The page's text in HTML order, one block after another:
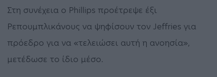
Στη συνέχεια ο Phillips προέτρεψε έξι
Ρεπουμπλικάνους να ψηφίσουν τον Jeffries για
πρόεδρο για να «τελειώσει αυτή η ανοησία»,
μετέδωσε το ίδιο μέσο.